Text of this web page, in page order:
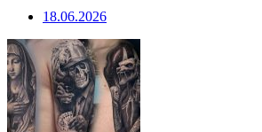
18.06.2026